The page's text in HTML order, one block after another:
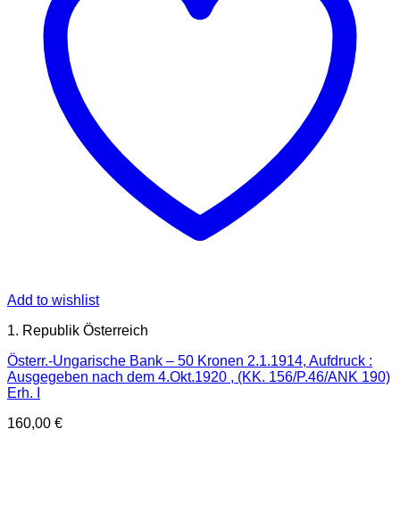
Add to wishlist
1. Republik Österreich
Österr.-Ungarische Bank – 50 Kronen 2.1.1914, Aufdruck :
Ausgegeben nach dem 4.Okt.1920 , (KK. 156/P.46/ANK 190)
Erh. I
160,00 €